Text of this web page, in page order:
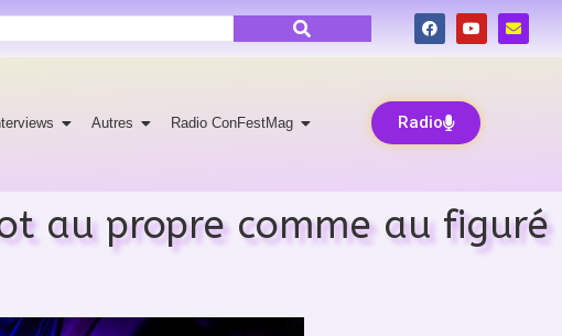
Autres Radio ConFestMag Radio
au propre comme au figuré